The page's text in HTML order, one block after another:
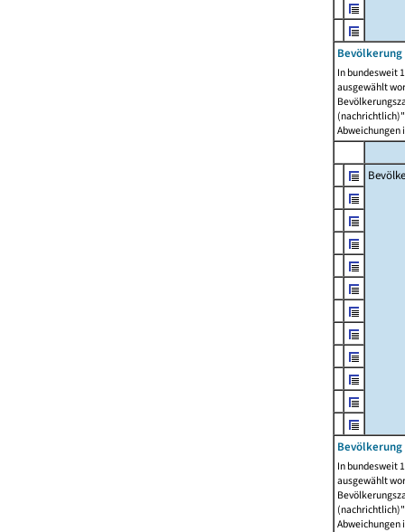
In bundesweit
ausgewählt
Abweichungen
In bundesweit
ausgewählt
Abweichungen